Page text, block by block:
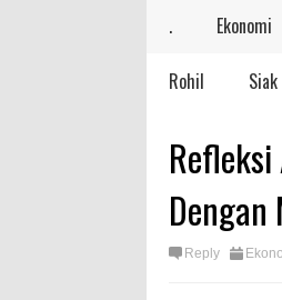
. Ekonomi
Rohil Siak
Dengan
Reply